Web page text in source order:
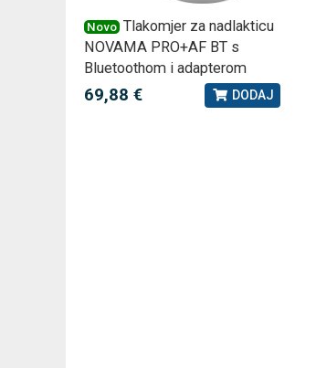
Novo Tlakomjer za nadlakticu
NOVAMA PRO+AF BT s
Bluetoothom i adapterom
69,88 € DODAJ